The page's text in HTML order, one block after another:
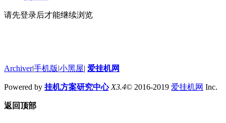
请先登录后才能继续浏览
Archiver|手机版|小黑屋| 爱挂机网
Powered by 挂机方案研究中心 X3.4© 2016-2019 爱挂机网 Inc.
返回顶部